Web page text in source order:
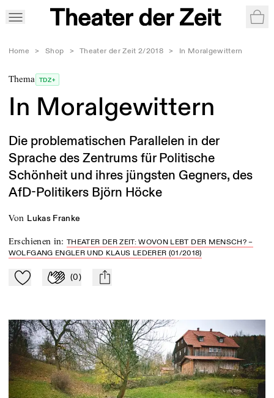
Home > Shop > Theater der Zeit 2/2018 > In Moralgewittern
Thema TDZ+
In Moralgewittern
Die problematischen Parallelen in der
Sprache des Zentrums für Politische
Schönheit und ihres jüngsten Gegners, des
AfD-Politikers Björn Höcke
von Lukas Franke
Erschienen in:THEATER DER ZEIT: WOVON LEBT DER MENSCH? –
WOLFGANG ENGLER UND KLAUS LEDERER (01/2018)
Zu Mein-TdZ hinzufügen
Applaudieren
(0) mail